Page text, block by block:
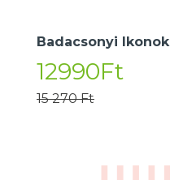
Badacsonyi Ikonok
12990Ft
15 270 Ft